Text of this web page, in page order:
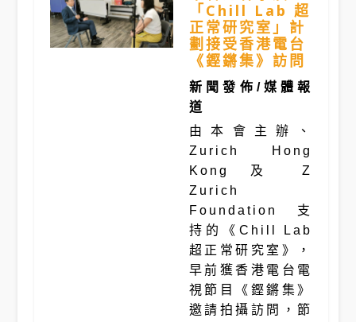
「Chill Lab 超
正常研究室」計
劃接受香港電台
《鏗鏘集》訪問
新聞發佈/媒體報
道
由本會主辦、
Zurich Hong
Kong 及 Z
Zurich
Foundation 支
持的《Chill Lab
超正常研究室》，
早前獲香港電台電
視節目《鏗鏘集》
邀請拍攝訪問，節